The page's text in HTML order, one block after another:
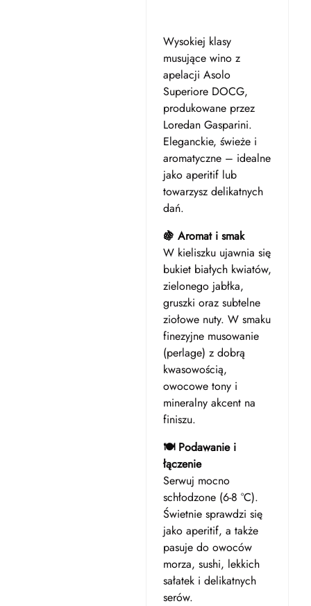
Wysokiej klasy
musujące wino z
apelacji Asolo
Superiore DOCG,
produkowane przez
Loredan Gasparini.
Eleganckie, świeże i
aromatyczne – idealne
jako aperitif lub
towarzysz delikatnych
dań.
🍇 Aromat i smak
W kieliszku ujawnia się
bukiet białych kwiatów,
zielonego jabłka,
gruszki oraz subtelne
ziołowe nuty. W smaku
finezyjne musowanie
(perlage) z dobrą
kwasowością,
owocowe tony i
mineralny akcent na
finiszu.
🍽️ Podawanie i
łączenie
Serwuj mocno
schłodzone (6-8 °C).
Świetnie sprawdzi się
jako aperitif, a także
pasuje do owoców
morza, sushi, lekkich
sałatek i delikatnych
serów.